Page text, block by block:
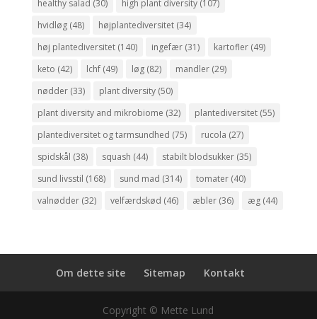
healthy salad (30) high plant diversity(107)
hvidløg(48) højplantediversitet(34)
høj plantediversitet(140) ingefær(31) kartofler(49)
keto (42) lchf(49) løg(82) mandler(29)
nødder(33) plant diversity(50)
plant diversity and mikrobiome (32) plantediversitet(55)
plantediversitet og tarmsundhed (75) rucola (27)
spidskål (38) squash (44) stabilt blodsukker(35)
sund livsstil (168) sund mad (314) tomater(40)
valnødder(32) velfærdskød (46) æbler(36) æg(44)
Om dette site Sitemap Kontakt
Copyright © Mette Lund